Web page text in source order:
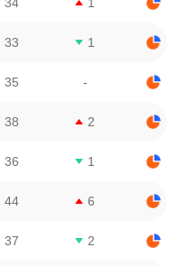
33 1
35 -
38 2
36 1
44 6
37 2